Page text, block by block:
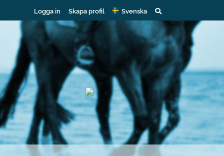
Logga in Skapa profil Svenska